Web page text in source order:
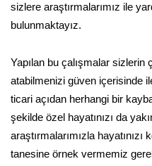
sizlere araştırmalarımız ile
bulunmaktayız.
Yapılan bu çalışmalar sizlerin
atabilmenizi güven içerisinde
ticari açıdan herhangi bir
şekilde özel hayatınızı da
araştırmalarımızla
tanesine örnek vermemiz